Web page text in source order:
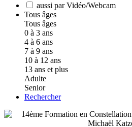
aussi par Vidéo/Webcam
Tous âges
Tous âges
0 à 3 ans
4 à 6 ans
7 à 9 ans
10 à 12 ans
13 ans et plus
Adulte
Senior
Rechercher